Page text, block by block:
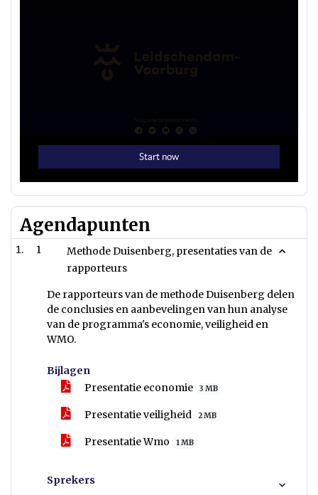
Agendapunten
1
Methode Duisenberg, presentaties van de
rapporteurs
De rapporteurs van de methode Duisenberg delen
de conclusies en aanbevelingen van hun analyse
van de programma's economie, veiligheid en
WMO.
Bijlagen
Presentatie economie
3 MB
Presentatie veiligheid 2 MB
Presentatie Wmo 1 MB
Sprekers